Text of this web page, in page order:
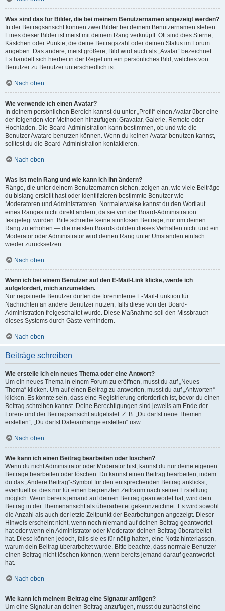
Was sind das für Bilder, die bei meinem Benutzernamen angezeigt werden?
In der Beitragsansicht können zwei Bilder bei deinem Benutzernamen stehen.
Eines dieser Bilder ist meist mit deinem Rang verknüpft: Oft sind dies Sterne,
Kästchen oder Punkte, die deine Beitragszahl oder deinen Status im Forum
angeben. Das andere, meist größere, Bild wird auch als „Avatar“ bezeichnet.
Es handelt sich hierbei in der Regel um ein persönliches Bild, welches von
Benutzer zu Benutzer unterschiedlich ist.
Nach oben
Wie verwende ich einen Avatar?
In deinem persönlichen Bereich kannst du unter „Profil“ einen Avatar über eine
der folgenden vier Methoden hinzufügen: Gravatar, Galerie, Remote oder
Hochladen. Die Board-Administration kann bestimmen, ob und wie die
Benutzer Avatare benutzen können. Wenn du keinen Avatar benutzen kannst,
solltest du die Board-Administration kontaktieren.
Nach oben
Was ist mein Rang und wie kann ich ihn ändern?
Ränge, die unter deinem Benutzernamen stehen, zeigen an, wie viele Beiträge
du bislang erstellt hast oder identifizieren bestimmte Benutzer wie
Moderatoren und Administratoren. Normalerweise kannst du den Wortlaut
eines Ranges nicht direkt ändern, da sie von der Board-Administration
festgelegt wurden. Bitte schreibe keine sinnlosen Beiträge, nur um deinen
Rang zu erhöhen — die meisten Boards dulden dieses Verhalten nicht und ein
Moderator oder Administrator wird deinen Rang unter Umständen einfach
wieder zurücksetzen.
Nach oben
Wenn ich bei einem Benutzer auf den E-Mail-Link klicke, werde ich
aufgefordert, mich anzumelden.
Nur registrierte Benutzer dürfen die foreninterne E-Mail-Funktion für
Nachrichten an andere Benutzer nutzen, falls diese von der Board-
Administration freigeschaltet wurde. Diese Maßnahme soll den Missbrauch
dieses Systems durch Gäste verhindern.
Nach oben
Beiträge schreiben
Wie erstelle ich ein neues Thema oder eine Antwort?
Um ein neues Thema in einem Forum zu eröffnen, musst du auf „Neues
Thema“ klicken. Um auf einen Beitrag zu antworten, musst du auf „Antworten“
klicken. Es könnte sein, dass eine Registrierung erforderlich ist, bevor du einen
Beitrag schreiben kannst. Deine Berechtigungen sind jeweils am Ende der
Foren- und der Beitragsansicht aufgelistet. Z. B. „Du darfst neue Themen
erstellen“, „Du darfst Dateianhänge erstellen“ usw.
Nach oben
Wie kann ich einen Beitrag bearbeiten oder löschen?
Wenn du nicht Administrator oder Moderator bist, kannst du nur deine eigenen
Beiträge bearbeiten oder löschen. Du kannst einen Beitrag bearbeiten, indem
du das „Ändere Beitrag“-Symbol für den entsprechenden Beitrag anklickst;
eventuell ist dies nur für einen begrenzten Zeitraum nach seiner Erstellung
möglich. Wenn bereits jemand auf deinen Beitrag geantwortet hat, wird dein
Beitrag in der Themenansicht als überarbeitet gekennzeichnet. Es wird sowohl
die Anzahl als auch der letzte Zeitpunkt der Bearbeitungen angezeigt. Dieser
Hinweis erscheint nicht, wenn noch niemand auf deinen Beitrag geantwortet
hat oder wenn ein Administrator oder Moderator deinen Beitrag überarbeitet
hat. Diese können jedoch, falls sie es für nötig halten, eine Notiz hinterlassen,
warum dein Beitrag überarbeitet wurde. Bitte beachte, dass normale Benutzer
einen Beitrag nicht löschen können, wenn bereits jemand darauf geantwortet
hat.
Nach oben
Wie kann ich meinem Beitrag eine Signatur anfügen?
Um eine Signatur an deinen Beitrag anzufügen, musst du zunächst eine